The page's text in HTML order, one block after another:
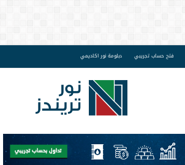
فتح حساب تجريبي دبلومة نور اكاديمي